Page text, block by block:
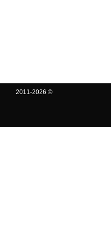
2011-2026 ©